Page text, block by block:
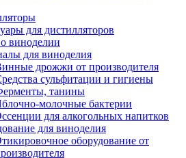
для дистилляторов
виноделии
для виноделия
дрожжи от производителя
сульфитации и гигиены
танины
молочные бактерии
для алкогольных напитков
для виноделия
оборудование от